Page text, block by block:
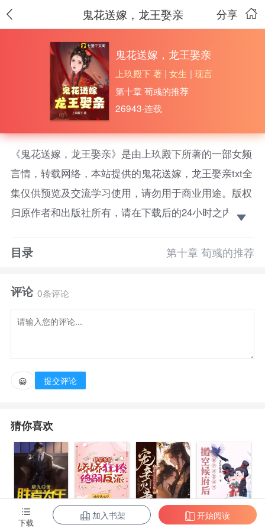
分享
鬼花送嫁，龙王娶亲
鬼花送嫁，龙王娶亲
上玖殿下 著 |女生 | 现言
第十章 荀彧的推荐
26943·连载
《鬼花送嫁，龙王娶亲》是由上玖殿下所著的一部女频
言情，转载网络，本站提供的鬼花送嫁，龙王娶亲txt全
集仅供预览及交流学习使用，请勿用于商业用途。版权
归原作者和出版社所有，请在下载后的24小时之内删
龙棺之日，亲妈为给哥哥续命强行借走我七十载阳寿。
我大难不死被养父捡回去相依为命，却不料十五岁那
年，血月当空，鬼花勾魂，我暴毙在荒山野岭。
声的婚礼。自那以后，我就有了一位看不见的鬼夫君
——后来闺蜜公司研发出一款大型剧本杀游戏，我被选
未想在刷剧情时无意撞上脏东西，还被那神秘男鬼给
按在墙上占尽便宜。
自那以后我身畔便邪事频频不断。血月之夜，鬼王娶
亲，狐狸送聘，黄仙说媒。
目录 第十章 荀彧的推荐
评论 0条评论
😀 提交评论
猜你喜欢
陈东王楠楠
快穿多胎，娇
宠妾灭妻？神
搬空候府后，
下载
加入书架 开始阅读